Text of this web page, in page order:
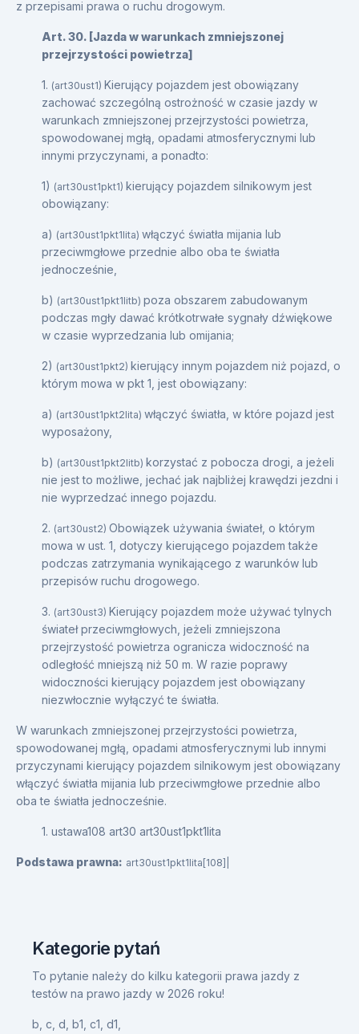
z przepisami prawa o ruchu drogowym.
Art. 30. [Jazda w warunkach zmniejszonej
przejrzystości powietrza]
1. (art30ust1) Kierujący pojazdem jest obowiązany
zachować szczególną ostrożność w czasie jazdy w
warunkach zmniejszonej przejrzystości powietrza,
spowodowanej mgłą, opadami atmosferycznymi lub
innymi przyczynami, a ponadto:
1) (art30ust1pkt1) kierujący pojazdem silnikowym jest
obowiązany:
a) (art30ust1pkt1lita) włączyć światła mijania lub
przeciwmgłowe przednie albo oba te światła
jednocześnie,
b) (art30ust1pkt1litb) poza obszarem zabudowanym
podczas mgły dawać krótkotrwałe sygnały dźwiękowe
w czasie wyprzedzania lub omijania;
2) (art30ust1pkt2) kierujący innym pojazdem niż pojazd, o
którym mowa w pkt 1, jest obowiązany:
a) (art30ust1pkt2lita) włączyć światła, w które pojazd jest
wyposażony,
b) (art30ust1pkt2litb) korzystać z pobocza drogi, a jeżeli
nie jest to możliwe, jechać jak najbliżej krawędzi jezdni i
nie wyprzedzać innego pojazdu.
2. (art30ust2) Obowiązek używania świateł, o którym
mowa w ust. 1, dotyczy kierującego pojazdem także
podczas zatrzymania wynikającego z warunków lub
przepisów ruchu drogowego.
3. (art30ust3) Kierujący pojazdem może używać tylnych
świateł przeciwmgłowych, jeżeli zmniejszona
przejrzystość powietrza ogranicza widoczność na
odległość mniejszą niż 50 m. W razie poprawy
widoczności kierujący pojazdem jest obowiązany
niezwłocznie wyłączyć te światła.
W warunkach zmniejszonej przejrzystości powietrza,
spowodowanej mgłą, opadami atmosferycznymi lub innymi
przyczynami kierujący pojazdem silnikowym jest obowiązany
włączyć światła mijania lub przeciwmgłowe przednie albo
oba te światła jednocześnie.
1. ustawa108 art30 art30ust1pkt1lita
Podstawa prawna: art30ust1pkt1lita[108]|
Kategorie pytań
To pytanie należy do kilku kategorii prawa jazdy z
testów na prawo jazdy w 2026 roku!
b, c, d, b1, c1, d1,